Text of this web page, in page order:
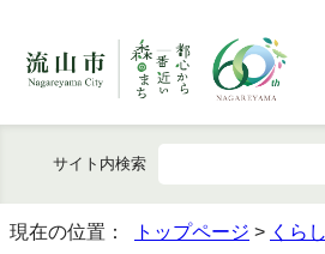
サイト内検索
現在の位置： トップページ > くら